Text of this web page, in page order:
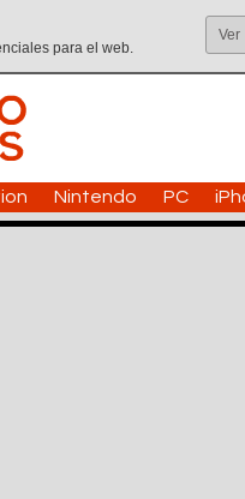
para el web.
Ver
Nintendo PC